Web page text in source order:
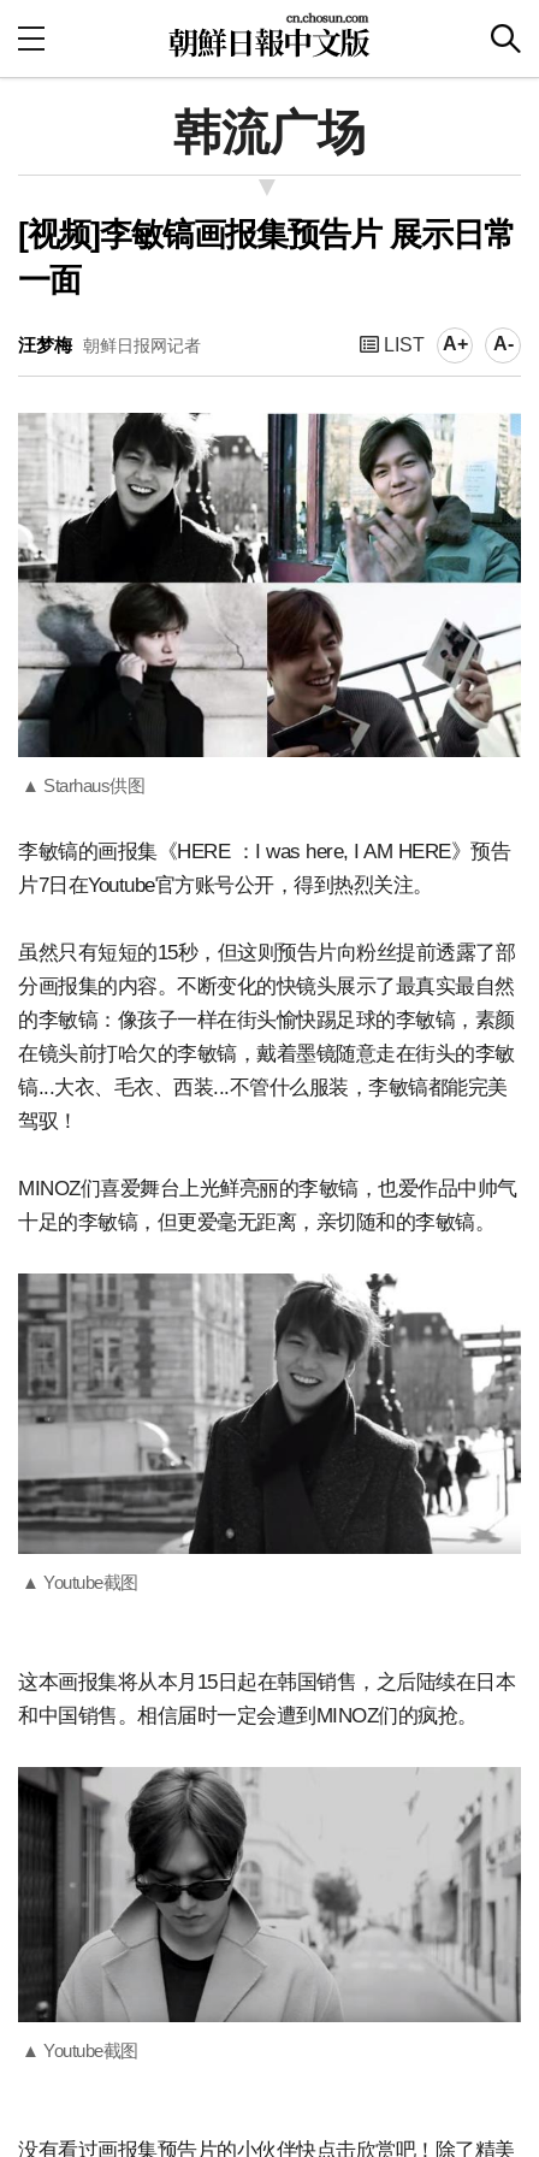
韩流广场
[视频]李敏镐画报集预告片 展示日常
一面
汪梦梅 朝鲜日报网记者 LIST A+ A-
▲ Starhaus供图
李敏镐的画报集《HERE ：I was here, I AM HERE》预告
片7日在Youtube官方账号公开，得到热烈关注。
虽然只有短短的15秒，但这则预告片向粉丝提前透露了部
分画报集的内容。不断变化的快镜头展示了最真实最自然
的李敏镐：像孩子一样在街头愉快踢足球的李敏镐，素颜
在镜头前打哈欠的李敏镐，戴着墨镜随意走在街头的李敏
镐...大衣、毛衣、西装...不管什么服装，李敏镐都能完美
驾驭！
MINOZ们喜爱舞台上光鲜亮丽的李敏镐，也爱作品中帅气
十足的李敏镐，但更爱毫无距离，亲切随和的李敏镐。
▲ Youtube截图
这本画报集将从本月15日起在韩国销售，之后陆续在日本
和中国销售。相信届时一定会遭到MINOZ们的疯抢。
▲ Youtube截图
没有看过画报集预告片的小伙伴快点击欣赏吧！除了精美